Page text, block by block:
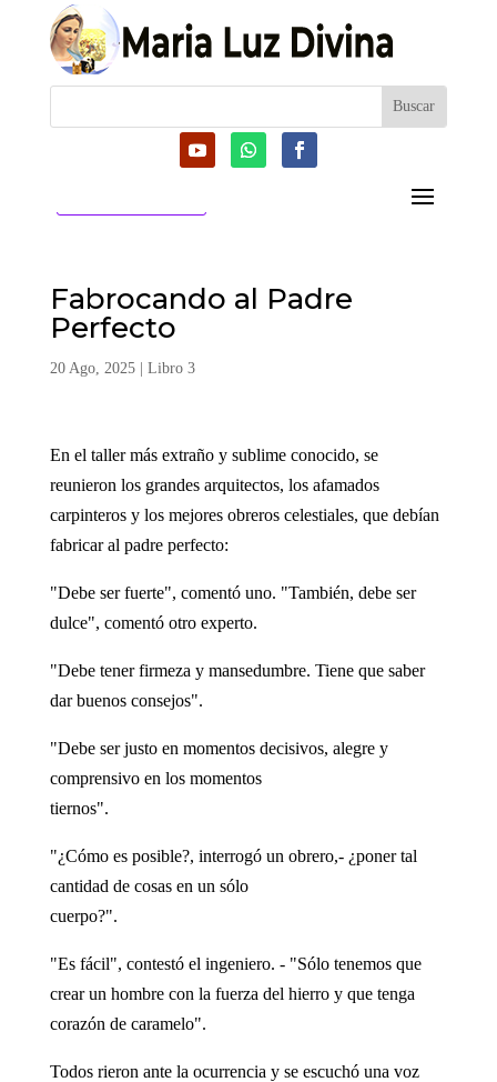
Fabrocando al Padre
Perfecto
20 Ago, 2025| Libro 3
En el taller más extraño y sublime conocido, se
reunieron los grandes arquitectos, los afamados
carpinteros y los mejores obreros celestiales, que debían
fabricar al padre perfecto:
"Debe ser fuerte", comentó uno. "También, debe ser
dulce", comentó otro experto.
"Debe tener firmeza y mansedumbre. Tiene que saber
dar buenos consejos".
"Debe ser justo en momentos decisivos, alegre y
comprensivo en los momentos
tiernos".
"¿Cómo es posible?, interrogó un obrero,- ¿poner tal
cantidad de cosas en un sólo
cuerpo?".
"Es fácil", contestó el ingeniero. - "Sólo tenemos que
crear un hombre con la fuerza del hierro y que tenga
corazón de caramelo".
Todos rieron ante la ocurrencia y se escuchó una voz